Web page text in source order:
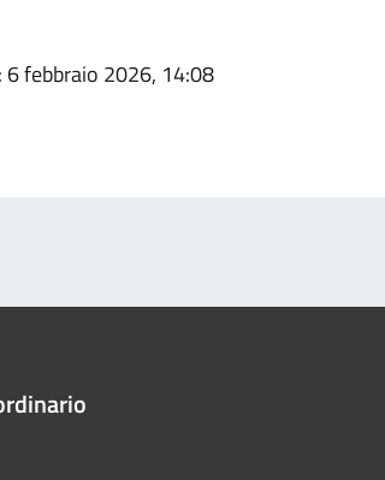
: 6 febbraio 2026, 14:08